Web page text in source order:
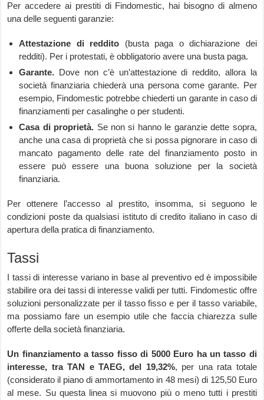
Per accedere ai prestiti di Findomestic, hai bisogno di almeno
una delle seguenti garanzie:
Attestazione di reddito (busta paga o dichiarazione dei
redditi). Per i protestati, è obbligatorio avere una busta paga.
Garante. Dove non c’è un’attestazione di reddito, allora la
società finanziaria chiederà una persona come garante. Per
esempio, Findomestic potrebbe chiederti un garante in caso di
finanziamenti per casalinghe o per studenti.
Casa di proprietà. Se non si hanno le garanzie dette sopra,
anche una casa di proprietà che si possa pignorare in caso di
mancato pagamento delle rate del finanziamento posto in
essere può essere una buona soluzione per la società
finanziaria.
Per ottenere l’accesso al prestito, insomma, si seguono le
condizioni poste da qualsiasi istituto di credito italiano in caso di
apertura della pratica di finanziamento.
Tassi
I tassi di interesse variano in base al preventivo ed è impossibile
stabilire ora dei tassi di interesse validi per tutti. Findomestic offre
soluzioni personalizzate per il tasso fisso e per il tasso variabile,
ma possiamo fare un esempio utile che faccia chiarezza sulle
offerte della società finanziaria.
Un finanziamento a tasso fisso di 5000 Euro ha un tasso di
interesse, tra TAN e TAEG, del 19,32%, per una rata totale
(considerato il piano di ammortamento in 48 mesi) di 125,50 Euro
al mese. Su questa linea si muovono più o meno tutti i prestiti